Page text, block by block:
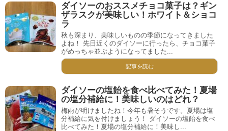
ダイソーのおススメチョコ菓子は？ギン
ザラスクが美味しい！ホワイト＆ショコ
ラ
秋も深まり、美味しいものの季節になってきました
よね！ 先日近くのダイソーに行ったら、チョコ菓子
がめっちゃ並ぶようになってました...
記事を読む
ダイソーの塩飴を食べ比べてみた！夏場
の塩分補給に！美味しいのはどれ？
梅雨が明けましたね！今年も暑そうです。夏場は塩
分補給に気を付けましょう！ ダイソーの塩飴を食べ
比べてみた！夏場の塩分補給に！美味し...